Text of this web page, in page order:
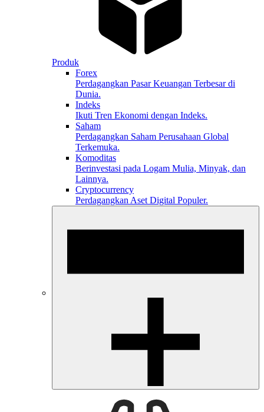
Produk
Forex
Perdagangkan Pasar Keuangan Terbesar di
Dunia.
Indeks
Ikuti Tren Ekonomi dengan Indeks.
Saham
Perdagangkan Saham Perusahaan Global
Terkemuka.
Komoditas
Berinvestasi pada Logam Mulia, Minyak, dan
Lainnya.
Cryptocurrency
Perdagangkan Aset Digital Populer.